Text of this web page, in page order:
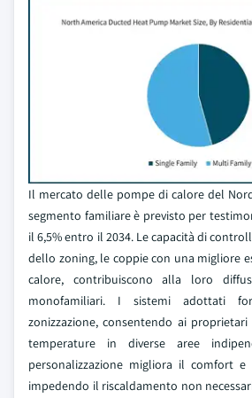
Il mercato delle pompe di calore del
segmento familiare è previsto per
il 6,5% entro il 2034. Le capacità di
dello zoning, le coppie con una migliore
calore, contribuiscono alla loro
monofamiliari. I sistemi adottati
zonizzazione, consentendo ai
temperature in diverse aree
personalizzazione migliora il comfort e
impedendo il riscaldamento non